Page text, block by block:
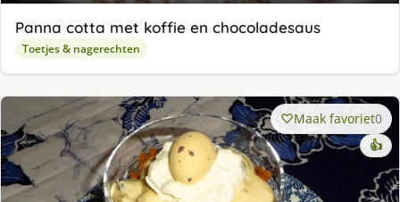
Panna cotta met koffie en chocoladesaus
Toetjes & nagerechten
Maak favoriet0
👍